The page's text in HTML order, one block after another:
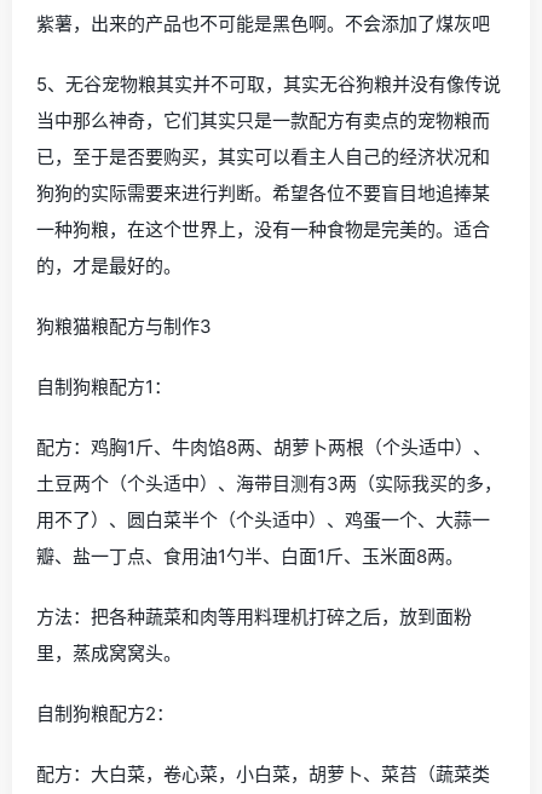
紫薯，出来的产品也不可能是黑色啊。不会添加了煤灰吧
5、无谷宠物粮其实并不可取，其实无谷狗粮并没有像传说
当中那么神奇，它们其实只是一款配方有卖点的宠物粮而
已，至于是否要购买，其实可以看主人自己的经济状况和
狗狗的实际需要来进行判断。希望各位不要盲目地追捧某
一种狗粮，在这个世界上，没有一种食物是完美的。适合
的，才是最好的。
狗粮猫粮配方与制作3
自制狗粮配方1：
配方：鸡胸1斤、牛肉馅8两、胡萝卜两根（个头适中）、
土豆两个（个头适中）、海带目测有3两（实际我买的多，
用不了）、圆白菜半个（个头适中）、鸡蛋一个、大蒜一
瓣、盐一丁点、食用油1勺半、白面1斤、玉米面8两。
方法：把各种蔬菜和肉等用料理机打碎之后，放到面粉
里，蒸成窝窝头。
自制狗粮配方2：
配方：大白菜，卷心菜，小白菜，胡萝卜、菜苔（蔬菜类